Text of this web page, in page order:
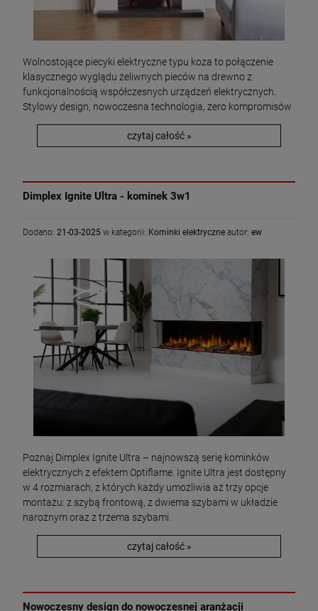
Wolnostojące piecyki elektryczne typu koza to połączenie
klasycznego wyglądu żeliwnych pieców na drewno z
funkcjonalnością współczesnych urządzeń elektrycznych.
Stylowy design, nowoczesna technologia, zero kompromisów
czytaj całość »
Dimplex Ignite Ultra - kominek 3w1
Dodano: 21-03-2025 w kategorii: Kominki elektryczne autor: ew
Poznaj Dimplex Ignite Ultra – najnowszą serię kominków
elektrycznych z efektem Optiflame. Ignite Ultra jest dostępny
w 4 rozmiarach, z których każdy umożliwia aż trzy opcje
montażu: z szybą frontową, z dwiema szybami w układzie
narożnym oraz z trzema szybami.
czytaj całość »
Nowoczesny design do nowoczesnej aranżacji